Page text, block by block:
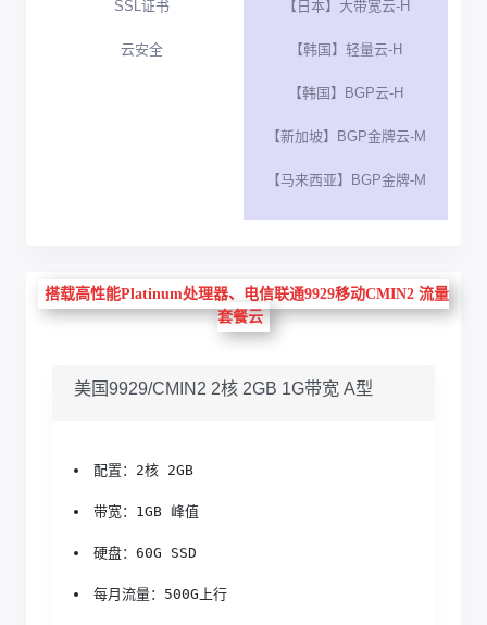
SSL证书
云安全
【日本】大带宽云-H
【韩国】轻量云-H
【韩国】BGP云-H
【新加坡】BGP金牌云-M
【马来西亚】BGP金牌-M
搭载高性能Platinum处理器、电信联通9929移动CMIN2 流量
套餐云
美国9929/CMIN2 2核 2GB 1G带宽 A型
配置：2核 2GB
带宽：1GB 峰值
硬盘：60G SSD
每月流量：500G上行